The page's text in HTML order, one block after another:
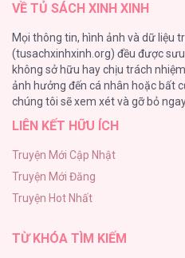
139
Tổng hợp boylove 18+
135
Đứa Nhỏ Không Phải Là
Mùa Xuân Hoa Nở
104
VỀ TỦ SÁCH XINH XINH
Mọi thông tin, hình ảnh và dữ liệu
(tusachxinhxinh.org) đều được
không sở hữu hay chịu trách
ảnh hưởng đến cá nhân hoặc bất
chúng tôi sẽ xem xét và gỡ bỏ
LIÊN KẾT HỮU ÍCH
Truyện Mới Cập Nhật
Truyện Mới Đăng
Truyện Hot Nhất
TỪ KHÓA TÌM KIẾM